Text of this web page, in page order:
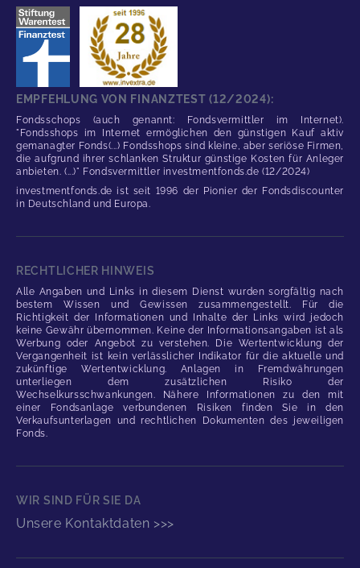
EMPFEHLUNG VON FINANZTEST (12/2024):
Fondsschops (auch genannt: Fondsvermittler im Internet).
"Fondsshops im Internet ermöglichen den günstigen Kauf aktiv
gemanagter Fonds(...) Fondsshops sind kleine, aber seriöse Firmen,
die aufgrund ihrer schlanken Struktur günstige Kosten für Anleger
anbieten. (...)" Fondsvermittler investmentfonds.de (12/2024)
investmentfonds.de ist seit 1996 der Pionier der Fondsdiscounter
in Deutschland und Europa.
RECHTLICHER HINWEIS
Alle Angaben und Links in diesem Dienst wurden sorgfältig nach
bestem Wissen und Gewissen zusammengestellt. Für die
Richtigkeit der Informationen und Inhalte der Links wird jedoch
keine Gewähr übernommen. Keine der Informationsangaben ist als
Werbung oder Angebot zu verstehen. Die Wertentwicklung der
Vergangenheit ist kein verlässlicher Indikator für die aktuelle und
zukünftige Wertentwicklung. Anlagen in Fremdwährungen
unterliegen dem zusätzlichen Risiko der
Wechselkursschwankungen. Nähere Informationen zu den mit
einer Fondsanlage verbundenen Risiken finden Sie in den
Verkaufsunterlagen und rechtlichen Dokumenten des jeweiligen
Fonds.
WIR SIND FÜR SIE DA
Unsere Kontaktdaten >>>